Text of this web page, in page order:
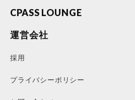
CPASS LOUNGE
運営会社
採用
プライバシーポリシー